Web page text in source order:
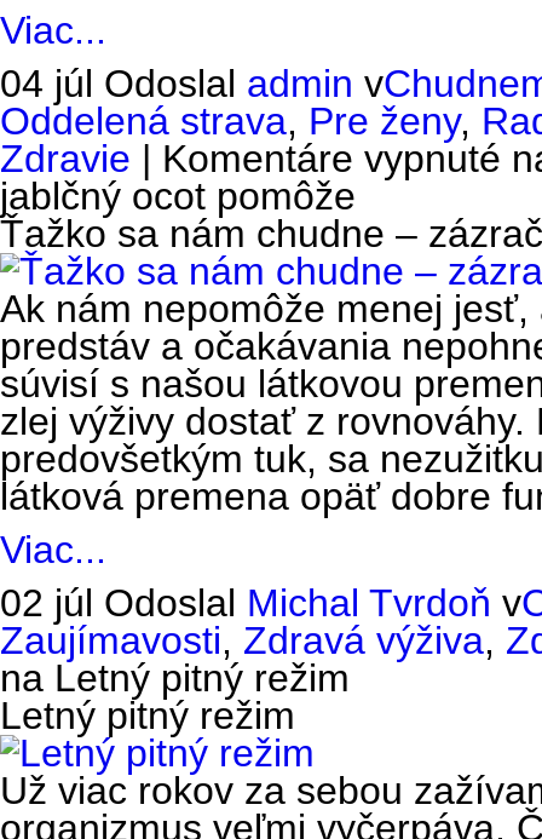
Viac...
04 júl Odoslal admin v
Oddelená strava, Pre ženy,
Zdravie | Komentáre vypnuté
jablčný ocot pomôže
Ťažko sa nám chudne –
Ak nám nepomôže menej
predstáv a očakávania
súvisí s našou látkovou
zlej výživy dostať z
predovšetkým tuk, sa
látková premena opäť dobre
Viac...
02 júl Odoslal Michal Tvrdoň v
Zaujímavosti, Zdravá výživa,
na Letný pitný režim
Letný pitný režim
Už viac rokov za sebou
organizmus veľmi vyčerpáva.